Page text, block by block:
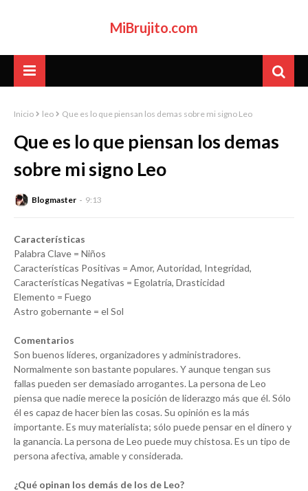
MiBrujito.com
Inicio leo Que es lo que piensan los demas sobre mi signo Leo
Que es lo que piensan los demas
sobre mi signo Leo
Blogmaster 9:13
Características
Palabra Clave = Niños
Características Positivas = Amor, Autoridad, Integridad,
Características Negativas = Egolatría, Drasticidad
Elemento = Fuego
Astro gobernante = el Sol
Comentarios
Son buenos líderes, organizadores y administradores.
Normalmente son bastante populares. Y aunque tengan sus
fallas pueden ser demasiado arrogantes. La persona de Leo
piensa que nadie merece la posición de liderazgo más que él. Sólo
él es capaz de hacer bien las cosas. Su opinión es la más
importante. Es muy materialista; sólo puede pensar en el dinero y
la ganancia. La persona de Leo puede muy chistosa. Es un tipo de
persona afectiva, amable y considerada.
¿Qué opinan los demás de los de Leo?